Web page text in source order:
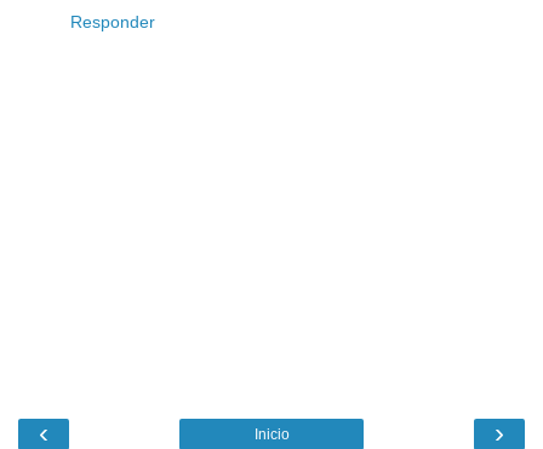
Responder
‹ ›
Inicio